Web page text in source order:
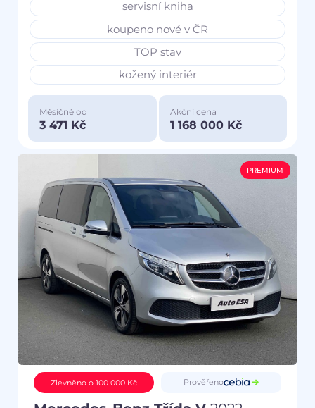
servisní kniha
koupeno nové v ČR
TOP stav
kožený interiér
Měsíčně od
3 471 Kč
Akční cena
1 168 000 Kč
PREMIUM
Zlevněno o 100 000 Kč Prověřeno